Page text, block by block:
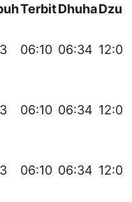
TerbitDhuha
06:10 06:34 12:06
06:10 06:34 12:06
06:10 06:34 12:06